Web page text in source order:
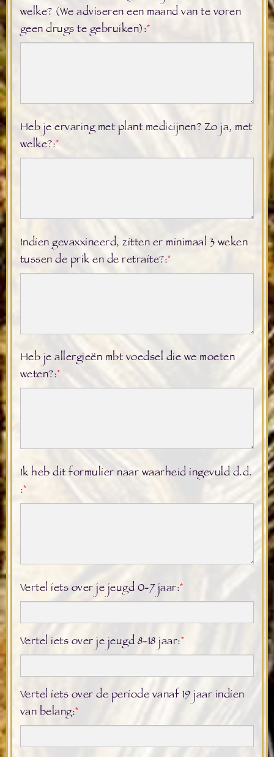
welke? (We adviseren een maand van te voren
geen drugs te gebruiken):*
Heb je ervaring met plant medicijnen? Zo ja, met
welke?:*
Indien gevaxxineerd, zitten er minimaal 3 weken
tussen de prik en de retraite?:*
Heb je allergieën mbt voedsel die we moeten
weten?:*
Ik heb dit formulier naar waarheid ingevuld d.d.
:*
Vertel iets over je jeugd 0-7 jaar:*
Vertel iets over je jeugd 8-18 jaar:*
Vertel iets over de periode vanaf 19 jaar indien
van belang:*